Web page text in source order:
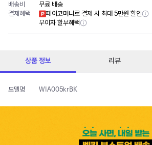
배송비
무료 배송
결제혜택
페이코머니로 결제 시 최대 5만원 할인
무이자 할부혜택
상품 정보 리뷰
모델명 WIA005krBK